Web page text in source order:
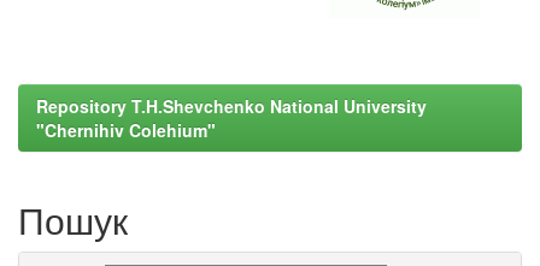
Repository T.H.Shevchenko National University
"Chernihiv Colehium"
Пошук